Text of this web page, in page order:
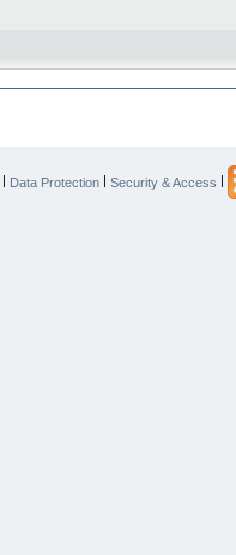
Data Protection Security & Access